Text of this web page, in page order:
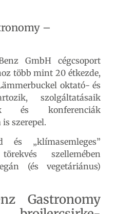
–
GmbH cégcsoport
több mint 20 étkezde,
oktató- és
szolgáltatásaik
és konferenciák
szerepel.
és „klímasemleges”
szellemében
(és vegetáriánus)
Gastronomy